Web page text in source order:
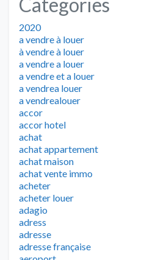
2020
a vendre à louer
à vendre à louer
a vendre a louer
a vendre et a louer
a vendrea louer
a vendrealouer
accor
accor hotel
achat
achat appartement
achat maison
achat vente immo
acheter
acheter louer
adagio
adress
adresse
adresse française